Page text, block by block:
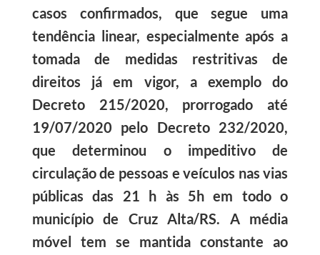
casos confirmados, que segue uma
tendência linear, especialmente após a
tomada de medidas restritivas de
direitos já em vigor, a exemplo do
Decreto 215/2020, prorrogado até
19/07/2020 pelo Decreto 232/2020,
que determinou o impeditivo de
circulação de pessoas e veículos nas vias
públicas das 21 h às 5h em todo o
município de Cruz Alta/RS. A média
móvel tem se mantida constante ao